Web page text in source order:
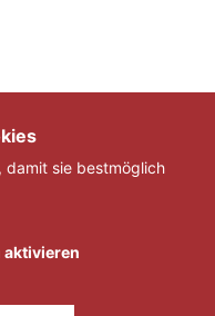
damit sie bestmöglich
aktivieren